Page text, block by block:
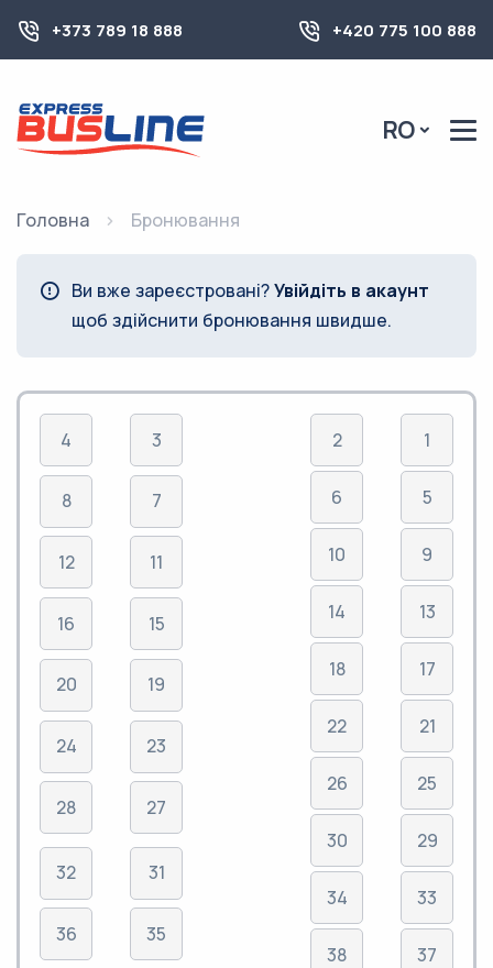
+373 789 18 888 +420 775 100 888
RO
Головна Бронювання
Ви вже зареєстровані?Увійдіть в акаунт
щоб здійснити бронювання швидше.
4
8
12
16
20
24
28
32
36
3
7
11
15
19
23
27
31
35
2
6
10
14
18
22
26
30
34
38
1
5
9
13
17
21
25
29
33
37